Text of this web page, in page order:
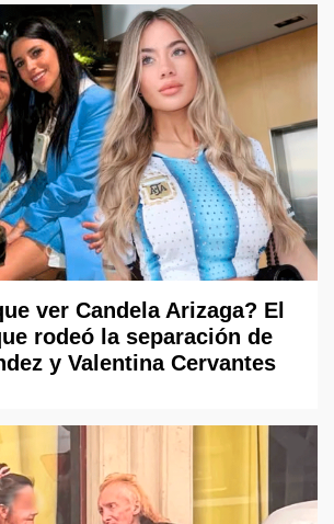
ver Candela Arizaga? El
rodeó la separación de
y Valentina Cervantes